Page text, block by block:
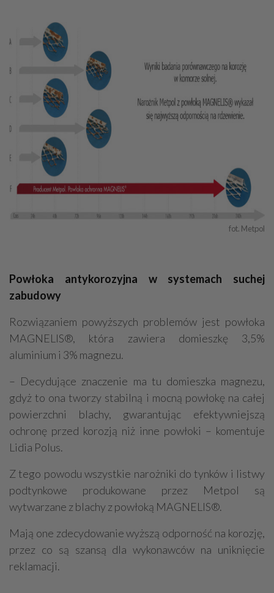
fot. Metpol
Powłoka antykorozyjna w systemach suchej
zabudowy
Rozwiązaniem powyższych problemów jest powłoka
MAGNELIS®, która zawiera domieszkę 3,5%
aluminium i 3% magnezu.
– Decydujące znaczenie ma tu domieszka magnezu,
gdyż to ona tworzy stabilną i mocną powłokę na całej
powierzchni blachy, gwarantując efektywniejszą
ochronę przed korozją niż inne powłoki – komentuje
Lidia Polus.
Z tego powodu wszystkie narożniki do tynków i listwy
podtynkowe produkowane przez Metpol są
wytwarzane z blachy z powłoką MAGNELIS®.
Mają one zdecydowanie wyższą odporność na korozję,
przez co są szansą dla wykonawców na uniknięcie
reklamacji.